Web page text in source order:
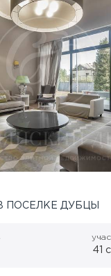
ПОСЕЛКЕ ДУБЦЫ
41